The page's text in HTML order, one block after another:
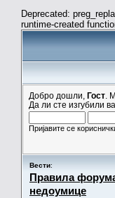
Deprecated:
runtime-created
Добро дошли, Гост .
Да ли сте изгубили
Пријавите се
Вести:
Правила
недоумице